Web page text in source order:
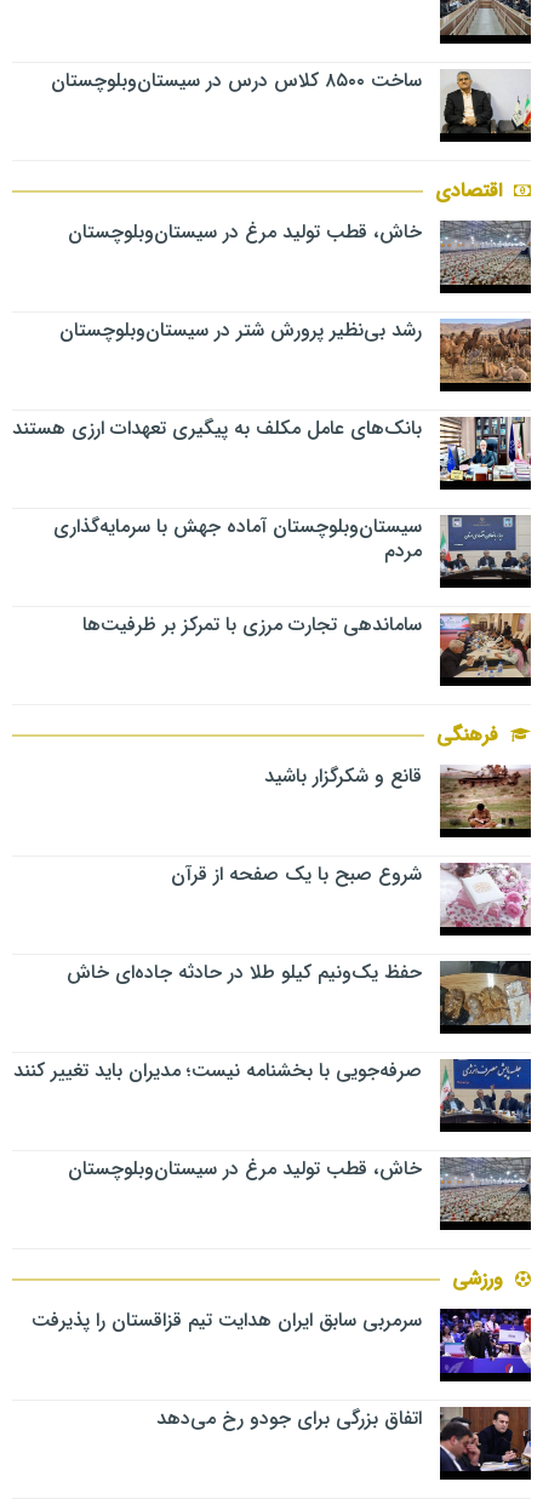
ساخت ۸۵۰۰ کلاس درس در سیستان‌وبلوچستان
اقتصادی
خاش، قطب تولید مرغ در سیستان‌وبلوچستان
رشد بی‌نظیر پرورش شتر در سیستان‌وبلوچستان
بانک‌های عامل مکلف به پیگیری تعهدات ارزی هستند
سیستان‌وبلوچستان آماده جهش با سرمایه‌گذاری
مردم
ساماندهی تجارت مرزی با تمرکز بر ظرفیت‌ها
فرهنگی
قانع و شکرگزار باشید
شروع صبح با یک صفحه از قرآن
حفظ یک‌ونیم کیلو طلا در حادثه جاده‌ای خاش
صرفه‌جویی با بخشنامه نیست؛ مدیران باید تغییر کنند
خاش، قطب تولید مرغ در سیستان‌وبلوچستان
ورزشی
سرمربی سابق ایران هدایت تیم قزاقستان را پذیرفت
اتفاق بزرگی برای جودو رخ می‌دهد